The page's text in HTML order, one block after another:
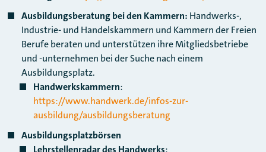
Ausbildungsberatung bei den Kammern: Handwerks-,
Industrie- und Handelskammern und Kammern der Freien
Berufe beraten und unterstützen ihre Mitgliedsbetriebe
und -unternehmen bei der Suche nach einem
Ausbildungsplatz.
Handwerkskammern:
https://www.handwerk.de/infos-zur-
ausbildung/ausbildungsberatung
Ausbildungsplatzbörsen
Lehrstellenradar des Handwerks: